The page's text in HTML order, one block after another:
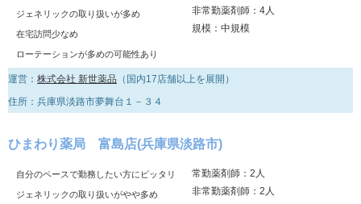
ジェネリックの取り扱いが多め
在宅訪問少なめ
ローテーションが多めの可能性あり
非常勤薬剤師：4人
規模：中規模
運営： 株式会社 新世薬品 （国内17店舗以上を展開）
住所：兵庫県淡路市夢舞台１－３４
ひまわり薬局 富島店(兵庫県淡路市)
自分のペースで勤務したい方にピッタリ
ジェネリックの取り扱いがやや多め
常勤薬剤師：2人
非常勤薬剤師：2人